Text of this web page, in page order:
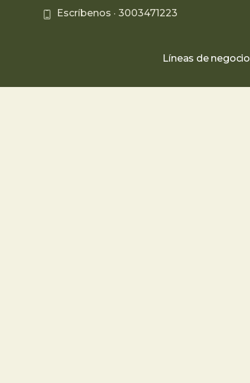
Escríbenos · 3003471223
Líneas de negocio